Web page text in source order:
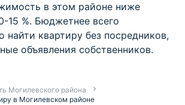
в этом районе ниже
15 %. Бюджетнее всего
найти квартиру без посредников,
объявления собственников.
Могилевского района
в Могилевском районе